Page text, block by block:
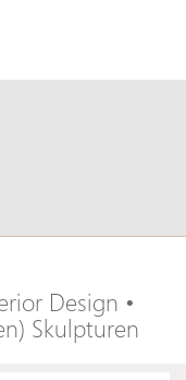
Design •
Skulpturen